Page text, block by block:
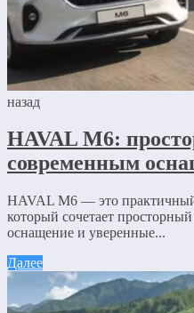
назад
HAVAL M6:
современным
HAVAL M6 — это
который сочетает
оснащение и уверенные...
Далее